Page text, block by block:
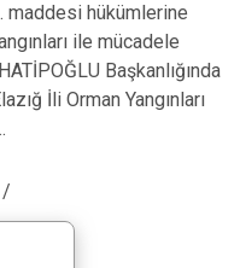
hükümlerine
ile mücadele
Başkanlığında
İli Orman Yangınları
/